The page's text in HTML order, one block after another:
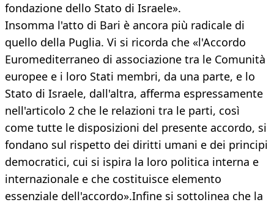
fondazione dello Stato di Israele».
Insomma l'atto di Bari è ancora più radicale di
quello della Puglia. Vi si ricorda che «l'Accordo
Euromediterraneo di associazione tra le Comunità
europee e i loro Stati membri, da una parte, e lo
Stato di Israele, dall'altra, afferma espressamente
nell'articolo 2 che le relazioni tra le parti, così
come tutte le disposizioni del presente accordo, si
fondano sul rispetto dei diritti umani e dei principi
democratici, cui si ispira la loro politica interna e
internazionale e che costituisce elemento
essenziale dell'accordo».Infine si sottolinea che la